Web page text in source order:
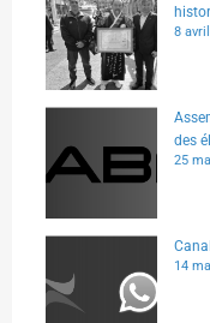
8
des
25
14